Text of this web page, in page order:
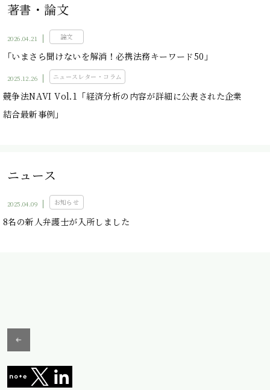
著書・論文
2026.04.21
「いまさら聞けないを解消！必携法務キーワード50」
論文
2025.12.26
競争法NAVI Vol.1「経済分析の内容が詳細に公表された企業
結合最新事例」
ニュースレター・コラム
ニュース
2025.04.09
8名の新人弁護士が入所しました
お知らせ